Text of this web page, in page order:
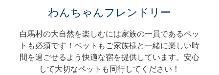
わんちゃんフレンドリー
白馬村の大自然を楽しむには家族の一員であるペッ
トも必須です！ペットもご家族様と一緒に楽しい時
間を過ごせるよう快適な宿を提供しています。安心
して大切なペットも同行してください！